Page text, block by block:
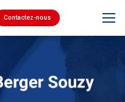
Contactez-nous